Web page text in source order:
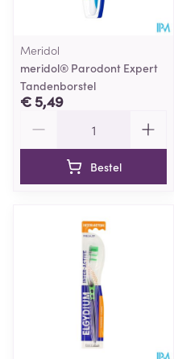
Meridol
meridol® Parodont Expert
Tandenborstel
€ 5,49
Bestel